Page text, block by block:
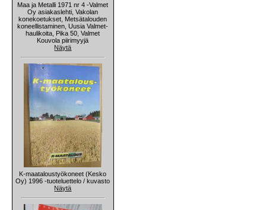
Maa ja Metalli 1971 nr 4 -Valmet
Oy asiakaslehti, Vakolan
konekoetukset, Metsätalouden
koneellistaminen, Uusia Valmet-
haulikoita, Pika 50, Valmet
Kouvola piirimyyjä
Näytä
K-maataloustyökoneet (Kesko
Oy) 1996 -tuoteluettelo / kuvasto
Näytä